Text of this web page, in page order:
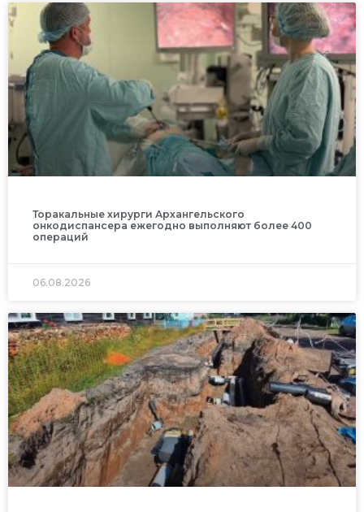
Торакальные хирурги Архангельского
онкодиспансера ежегодно выполняют более 400
операций
06.08.2026